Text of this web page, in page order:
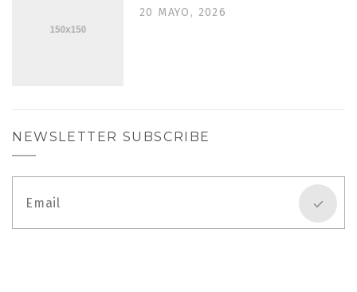
20 MAYO, 2026
NEWSLETTER SUBSCRIBE